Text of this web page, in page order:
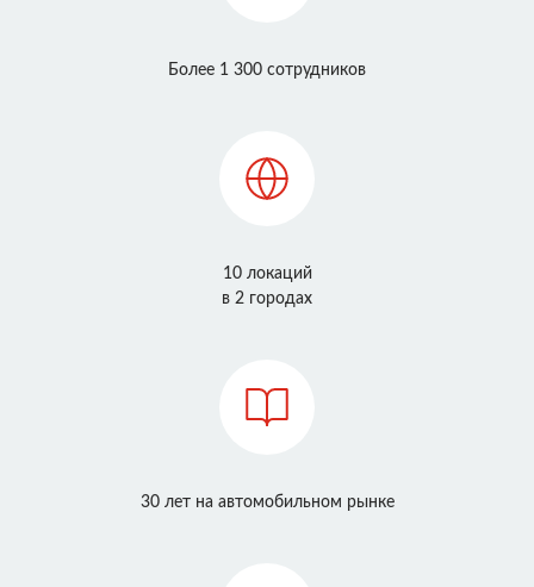
Более 1 300 сотрудников
10 локаций
в 2 городах
30 лет на автомобильном рынке